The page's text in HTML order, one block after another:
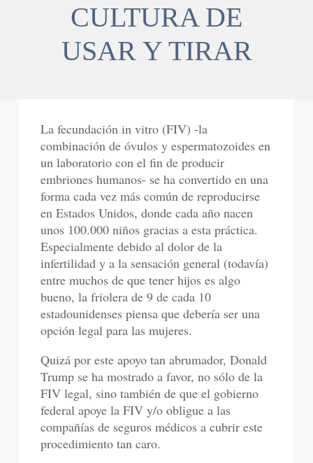
CULTURA DE
USAR Y TIRAR
La fecundación in vitro (FIV) -la
combinación de óvulos y espermatozoides en
un laboratorio con el fin de producir
embriones humanos- se ha convertido en una
forma cada vez más común de reproducirse
en Estados Unidos, donde cada año nacen
unos 100.000 niños gracias a esta práctica.
Especialmente debido al dolor de la
infertilidad y a la sensación general (todavía)
entre muchos de que tener hijos es algo
bueno, la friolera de 9 de cada 10
estadounidenses piensa que debería ser una
opción legal para las mujeres.
Quizá por este apoyo tan abrumador, Donald
Trump se ha mostrado a favor, no sólo de la
FIV legal, sino también de que el gobierno
federal apoye la FIV y/o obligue a las
compañías de seguros médicos a cubrir este
procedimiento tan caro.